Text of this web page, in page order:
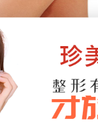
副作用与医生的技术
影响伤口疤痕，使大腿